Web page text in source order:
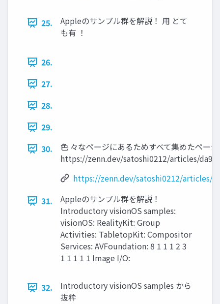
25.
Appleのサンプル群を解説！ 用 とて
も有 ！
26.
27.
28.
29.
30.
色 々なページにあるためすべて集めたペー
https://zenn.dev/satoshi0212/articles/
https://zenn.dev/satoshi0212/articles/
31.
Appleのサンプル群を解説！
Introductory visionOS samples:
visionOS: RealityKit: Group
Activities: TabletopKit: Compositor
Services: AVFoundation: 8 1 1 1 2 3
1 1 1 1 1 Image I/O:
32.
Introductory visionOS samples から
抜粋